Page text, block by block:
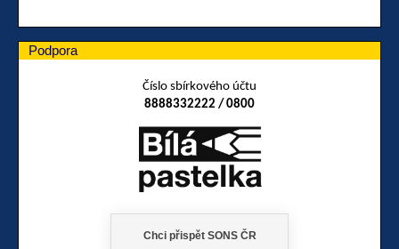
Podpora
Číslo sbírkového účtu
8888332222 / 0800